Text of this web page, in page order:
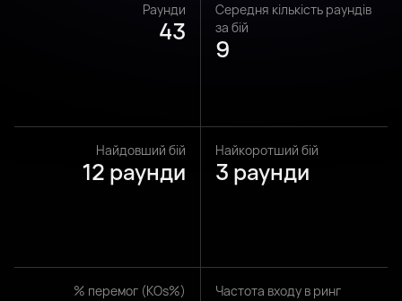
Раунди
43
Середня кількість раундів
за бій
9
Найдовший бій
12 раунди
Найкоротший бій
3 раунди
% перемог (KOs%) Частота входу в ринг